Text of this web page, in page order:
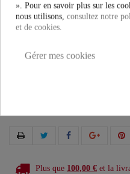
Couleur:
Plus que 100,00 € et la
». Pour en savoir plus sur les
nous utilisons, consultez notre
et de cookies.
Gérer mes cookies